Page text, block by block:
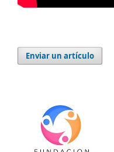
Enviar un artículo